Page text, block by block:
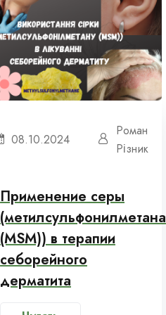
08.10.2024
Роман
Різник
Применение серы
(метилсульфонилметана
(MSM)) в терапии
себорейного
дерматита